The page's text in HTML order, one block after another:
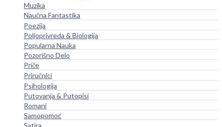
Muzika
Naučna Fantastika
Poezija
Poljoprivreda & Biologija
Popularna Nauka
Pozorišno Delo
Priče
Priručnici
Psihologija
Putovanja & Putopisi
Romani
Samopomoć
Satira